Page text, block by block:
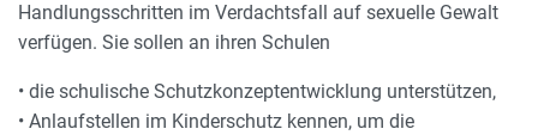
Handlungsschritten im Verdachtsfall auf sexuelle Gewalt
verfügen. Sie sollen an ihren Schulen
• die schulische Schutzkonzeptentwicklung unterstützen,
• Anlaufstellen im Kinderschutz kennen, um die